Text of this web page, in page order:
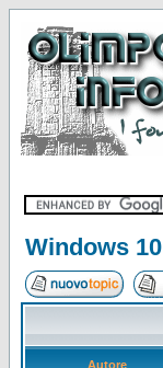
Windows
Autore